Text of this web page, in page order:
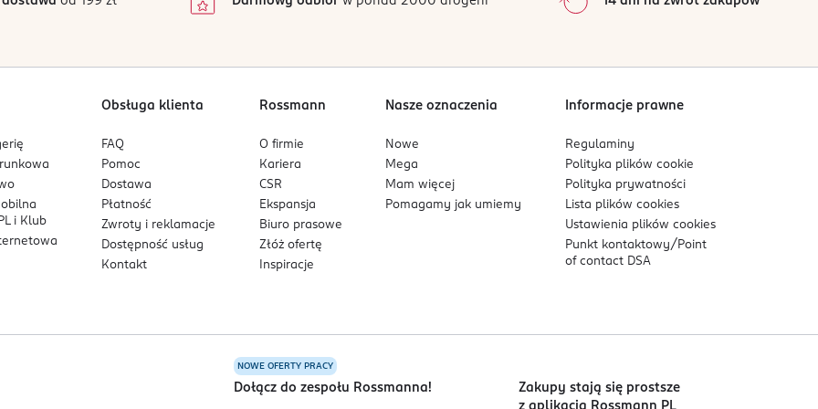
1
0%
Sortowanie wgdata: od najnowszej
i Klub
Obsługa klienta
FAQ
Pomoc
Dostawa
Płatność
Zwroty i reklamacje
Dostępność usług
Kontakt
Rossmann
O firmie
Kariera
CSR
Ekspansja
Biuro prasowe
Złóż ofertę
Inspiracje
Nasze oznaczenia
Nowe
Mega
Mam więcej
Pomagamy jak umiemy
Informacje prawne
Regulaminy
Polityka plikówcookie
Polityka prywatności
Lista plikówcookies
Ustawienia plikówcookies
Punkt kontaktowy/ Point
of contact DSA
NOWE OFERTY PRACY
Dołącz do zespołu Rossmanna!
Zakupy stają się prostsze
z aplikacją Rossmann PL